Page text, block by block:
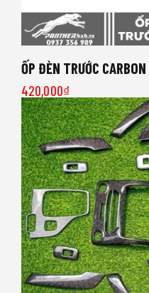
ỐP ĐÈN TRƯỚC
420,000₫